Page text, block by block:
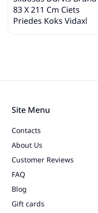
83 X 211 Cm Ciets
Priedes Koks Vidaxl
Site Menu
Contacts
About Us
Customer Reviews
FAQ
Blog
Gift cards